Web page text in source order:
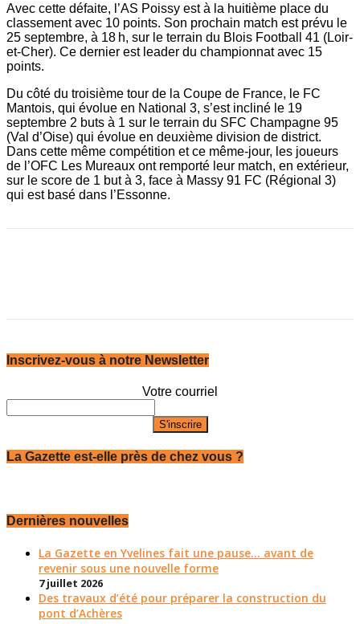
Avec cette défaite, l’AS Poissy est à la huitième place du
classement avec 10 points. Son prochain match est prévu le
25 septembre, à 18 h, sur le terrain du Blois Football 41 (Loir-
et-Cher). Ce dernier est leader du championnat avec 15
points.
Du côté du troisième tour de la Coupe de France, le FC
Mantois, qui évolue en National 3, s’est incliné le 19
septembre 2 buts à 1 sur le terrain du SFC Champagne 95
(Val d’Oise) qui évolue en deuxième division de district.
Dans cette même compétition et ce même-jour, les joueurs
de l’OFC Les Mureaux ont remporté leur match, en extérieur,
sur le score de 1 but à 3, face à Massy 91 FC (Régional 3)
qui est basé dans l’Essonne.
Inscrivez-vous à notre Newsletter
Votre courriel
La Gazette est-elle près de chez vous ?
Dernières nouvelles
La Gazette en Yvelines fait une pause... avant de
revenir sous une nouvelle forme
7 juillet 2026
Des travaux d’été pour préparer la construction du
pont d’Achères